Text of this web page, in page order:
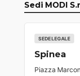
Sedi MODI
SEDE LEGALE
Spinea
Piazza